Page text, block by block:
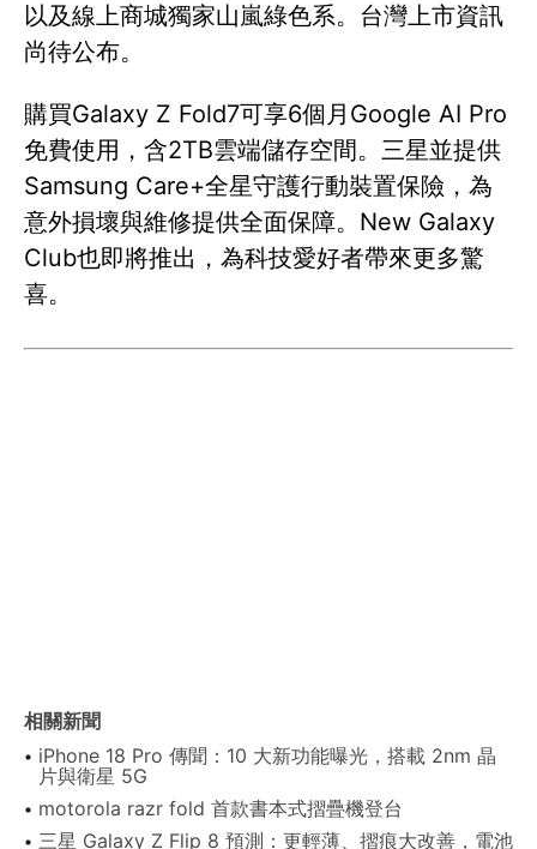
以及線上商城獨家山嵐綠色系。台灣上市資訊
尚待公布。
購買Galaxy Z Fold7可享6個月Google AI Pro
免費使用，含2TB雲端儲存空間。三星並提供
Samsung Care+全星守護行動裝置保險，為
意外損壞與維修提供全面保障。New Galaxy
Club也即將推出，為科技愛好者帶來更多驚
喜。
相關新聞
iPhone 18 Pro 傳聞：10 大新功能曝光，搭載 2nm 晶
片與衛星 5G
motorola razr fold 首款書本式摺疊機登台
三星 Galaxy Z Flip 8 預測：更輕薄、摺痕大改善，電池